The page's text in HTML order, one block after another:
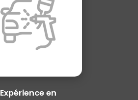
Expérience en